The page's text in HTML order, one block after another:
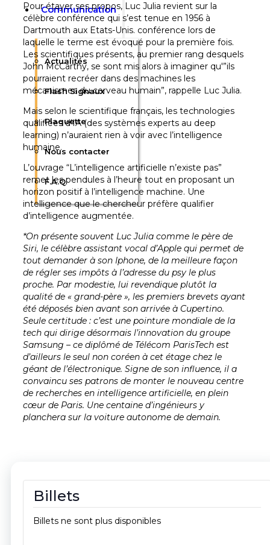
Communication
Actualités
Flash Signaux
Plaquette
Nous contacter
F.A.Q
Pour étayer ses propos, Luc Julia revient sur la
célèbre conférence qui s’est tenue en 1956 à
Dartmouth aux Etats-Unis. conférence lors de
laquelle le terme est évoqué pour la première fois.
Les scientifiques présents, au premier rang desquels
John McCarthy, se sont mis alors à imaginer qu'”ils
pourraient recréer dans des machines les
mécanismes du cerveau humain”, rappelle Luc Julia.
Mais selon le scientifique français, les technologies
qualifiées d’IA (des systèmes experts au deep
learning) n’auraient rien à voir avec l’intelligence
humaine.
L’ouvrage “L’intelligence artificielle n’existe pas”
remet les pendules à l’heure tout en proposant un
horizon positif à l’intelligence machine. Une
intelligence que le chercheur préfère qualifier
d’intelligence augmentée.
*On présente souvent Luc Julia comme le père de
Siri, le célèbre assistant vocal d’Apple qui permet de
tout demander à son Iphone, de la meilleure façon
de régler ses impôts à l’adresse du psy le plus
proche. Par modestie, lui revendique plutôt la
qualité de « grand-père », les premiers brevets ayant
été déposés bien avant son arrivée à Cupertino.
Seule certitude : c’est une pointure mondiale de la
tech qui dirige désormais l’innovation du groupe
Samsung – ce diplômé de Télécom ParisTech est
d’ailleurs le seul non coréen à cet étage chez le
géant de l’électronique. Signe de son influence, il a
convaincu ses patrons de monter le nouveau centre
de recherches en intelligence artificielle, en plein
cœur de Paris. Une centaine d’ingénieurs y
planchera sur la voiture autonome de demain.
Billets
Billets ne sont plus disponibles